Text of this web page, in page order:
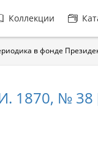
навигация
Коллекции
в фонде
1870, № 38